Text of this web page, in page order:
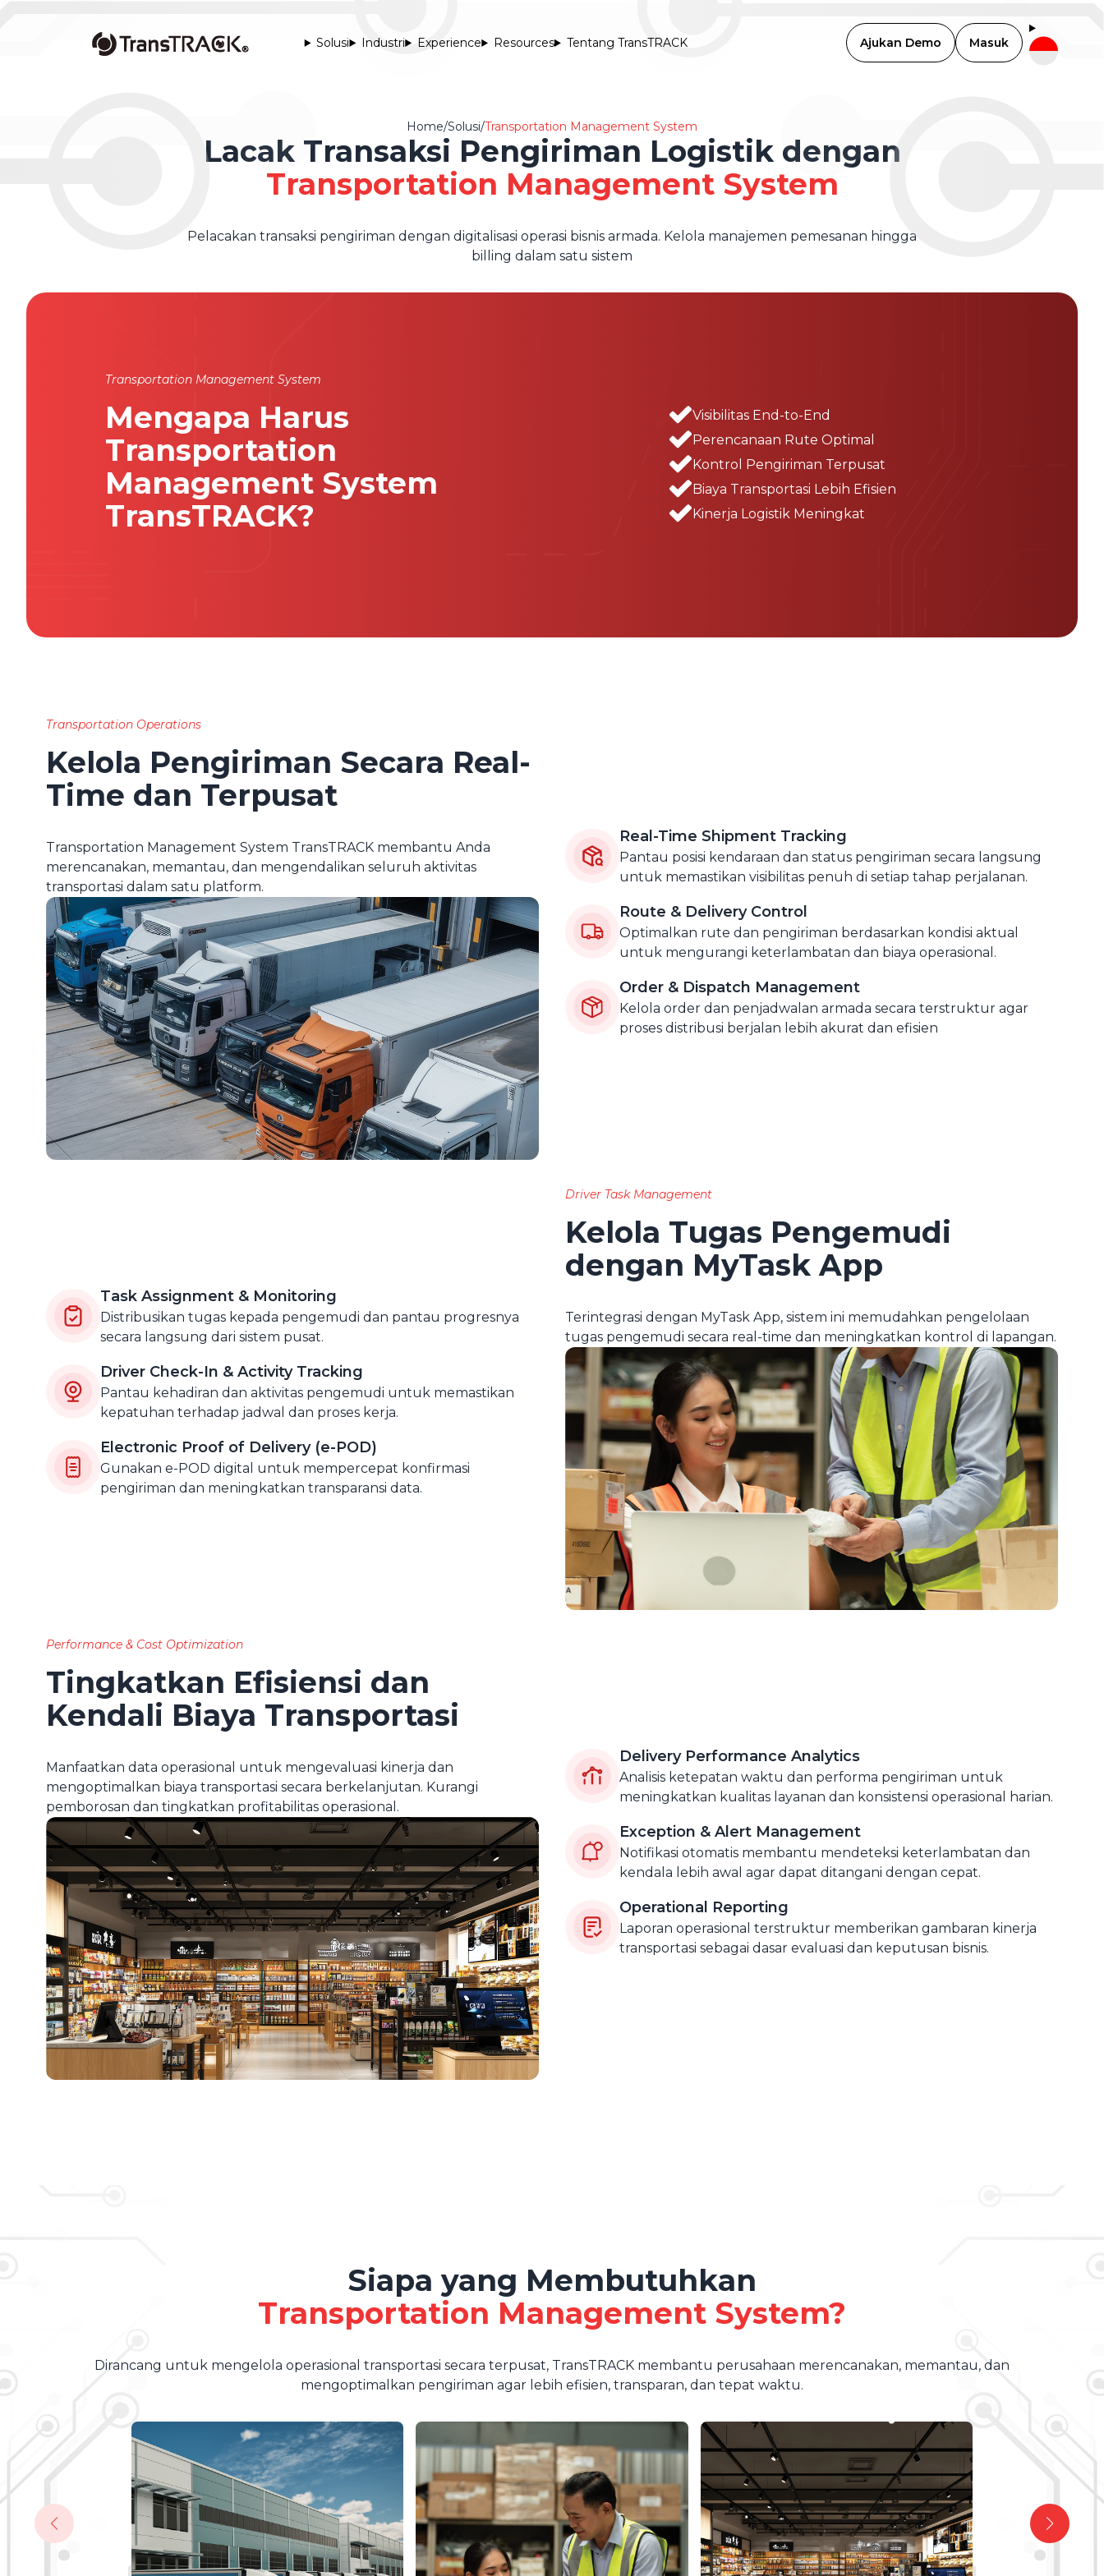
Solusi Industri Experience Resources Tentang TransTRACK Ajukan Demo Masuk
Home/Solusi/Transportation Management System
Lacak Transaksi Pengiriman Logistik dengan
Transportation Management System
Pelacakan transaksi pengiriman dengan digitalisasi operasi bisnis armada. Kelola manajemen pemesanan hingga
billing dalam satu sistem
Transportation Management System
Mengapa Harus
Transportation
Management System
TransTRACK?
Visibilitas End-to-End
Perencanaan Rute Optimal
Kontrol Pengiriman Terpusat
Biaya Transportasi Lebih Efisien
Kinerja Logistik Meningkat
Transportation Operations
Kelola Pengiriman Secara Real-
Time dan Terpusat
Transportation Management System TransTRACK membantu Anda
merencanakan, memantau, dan mengendalikan seluruh aktivitas
transportasi dalam satu platform.
Real-Time Shipment Tracking
Pantau posisi kendaraan dan status pengiriman secara langsung
untuk memastikan visibilitas penuh di setiap tahap perjalanan.
Route & Delivery Control
Optimalkan rute dan pengiriman berdasarkan kondisi aktual
untuk mengurangi keterlambatan dan biaya operasional.
Order & Dispatch Management
Kelola order dan penjadwalan armada secara terstruktur agar
proses distribusi berjalan lebih akurat dan efisien
Driver Task Management
Kelola Tugas Pengemudi
dengan MyTask App
Terintegrasi dengan MyTask App, sistem ini memudahkan pengelolaan
tugas pengemudi secara real-time dan meningkatkan kontrol di lapangan.
Task Assignment & Monitoring
Distribusikan tugas kepada pengemudi dan pantau progresnya
secara langsung dari sistem pusat.
Driver Check-In & Activity Tracking
Pantau kehadiran dan aktivitas pengemudi untuk memastikan
kepatuhan terhadap jadwal dan proses kerja.
Electronic Proof of Delivery (e-POD)
Gunakan e-POD digital untuk mempercepat konfirmasi
pengiriman dan meningkatkan transparansi data.
Performance & Cost Optimization
Tingkatkan Efisiensi dan
Kendali Biaya Transportasi
Manfaatkan data operasional untuk mengevaluasi kinerja dan
mengoptimalkan biaya transportasi secara berkelanjutan. Kurangi
pemborosan dan tingkatkan profitabilitas operasional.
Delivery Performance Analytics
Analisis ketepatan waktu dan performa pengiriman untuk
meningkatkan kualitas layanan dan konsistensi operasional harian.
Exception & Alert Management
Notifikasi otomatis membantu mendeteksi keterlambatan dan
kendala lebih awal agar dapat ditangani dengan cepat.
Operational Reporting
Laporan operasional terstruktur memberikan gambaran kinerja
transportasi sebagai dasar evaluasi dan keputusan bisnis.
Siapa yang Membutuhkan
Transportation Management System?
Dirancang untuk mengelola operasional transportasi secara terpusat, TransTRACK membantu perusahaan merencanakan, memantau, dan
mengoptimalkan pengiriman agar lebih efisien, transparan, dan tepat waktu.